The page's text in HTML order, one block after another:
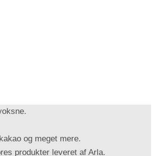
og meget mere.
produkter leveret af Arla.